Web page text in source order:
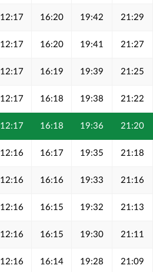
12:17 16:20 19:42 21:29
12:17 16:20 19:41 21:27
12:17 16:19 19:39 21:25
12:17 16:18 19:38 21:22
12:17 16:18 19:36 21:20
12:16 16:17 19:35 21:18
12:16 16:16 19:33 21:16
12:16 16:15 19:32 21:13
12:16 16:15 19:30 21:11
12:16 16:14 19:28 21:09